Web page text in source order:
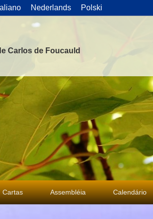
Nederlands Polski
Carlos de Foucauld
Cartas Assembléia Calendário